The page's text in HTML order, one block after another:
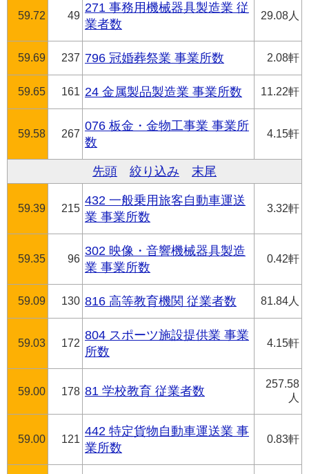
59.72 49
271 事務用機械器具製造業 従
業者数
29.08人
59.69 237 796 冠婚葬祭業 事業所数 2.08軒
59.65 161 24 金属製品製造業 事業所数 11.22軒
59.58 267
076 板金・金物工事業 事業所
数
4.15軒
先頭 絞り込み 末尾
59.39 215
432 一般乗用旅客自動車運送
業 事業所数
3.32軒
59.35 96
302 映像・音響機械器具製造
業 事業所数
0.42軒
59.09 130 816 高等教育機関 従業者数 81.84人
59.03 172
804 スポーツ施設提供業 事業
所数
4.15軒
59.00 178 81 学校教育 従業者数
257.58
人
59.00 121
442 特定貨物自動車運送業 事
業所数
0.83軒